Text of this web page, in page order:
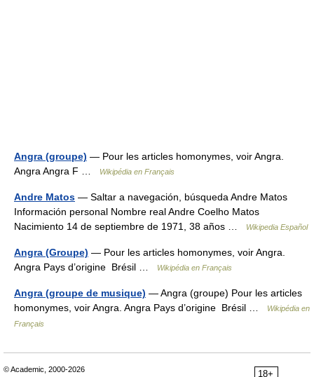
Angra (groupe) — Pour les articles homonymes, voir Angra.
Angra Angra F …
Wikipédia en Français
Andre Matos — Saltar a navegación, búsqueda Andre Matos
Información personal Nombre real Andre Coelho Matos
Nacimiento 14 de septiembre de 1971, 38 años …
Wikipedia Español
Angra (Groupe) — Pour les articles homonymes, voir Angra.
Angra Pays d’origine Brésil …
Wikipédia en Français
Angra (groupe de musique) — Angra (groupe) Pour les articles
homonymes, voir Angra. Angra Pays d’origine Brésil …
Wikipédia en
Français
18+
© Academic, 2000-2026